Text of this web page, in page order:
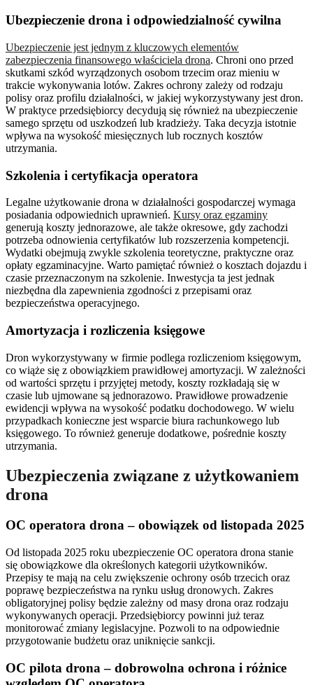
Ubezpieczenie drona i odpowiedzialność cywilna
Ubezpieczenie jest jednym z kluczowych elementów
zabezpieczenia finansowego właściciela drona. Chroni ono przed
skutkami szkód wyrządzonych osobom trzecim oraz mieniu w
trakcie wykonywania lotów. Zakres ochrony zależy od rodzaju
polisy oraz profilu działalności, w jakiej wykorzystywany jest dron.
W praktyce przedsiębiorcy decydują się również na ubezpieczenie
samego sprzętu od uszkodzeń lub kradzieży. Taka decyzja istotnie
wpływa na wysokość miesięcznych lub rocznych kosztów
utrzymania.
Szkolenia i certyfikacja operatora
Legalne użytkowanie drona w działalności gospodarczej wymaga
posiadania odpowiednich uprawnień. Kursy oraz egzaminy
generują koszty jednorazowe, ale także okresowe, gdy zachodzi
potrzeba odnowienia certyfikatów lub rozszerzenia kompetencji.
Wydatki obejmują zwykle szkolenia teoretyczne, praktyczne oraz
opłaty egzaminacyjne. Warto pamiętać również o kosztach dojazdu i
czasie przeznaczonym na szkolenie. Inwestycja ta jest jednak
niezbędna dla zapewnienia zgodności z przepisami oraz
bezpieczeństwa operacyjnego.
Amortyzacja i rozliczenia księgowe
Dron wykorzystywany w firmie podlega rozliczeniom księgowym,
co wiąże się z obowiązkiem prawidłowej amortyzacji. W zależności
od wartości sprzętu i przyjętej metody, koszty rozkładają się w
czasie lub ujmowane są jednorazowo. Prawidłowe prowadzenie
ewidencji wpływa na wysokość podatku dochodowego. W wielu
przypadkach konieczne jest wsparcie biura rachunkowego lub
księgowego. To również generuje dodatkowe, pośrednie koszty
utrzymania.
Ubezpieczenia związane z użytkowaniem
drona
OC operatora drona – obowiązek od listopada 2025
Od listopada 2025 roku ubezpieczenie OC operatora drona stanie
się obowiązkowe dla określonych kategorii użytkowników.
Przepisy te mają na celu zwiększenie ochrony osób trzecich oraz
poprawę bezpieczeństwa na rynku usług dronowych. Zakres
obligatoryjnej polisy będzie zależny od masy drona oraz rodzaju
wykonywanych operacji. Przedsiębiorcy powinni już teraz
monitorować zmiany legislacyjne. Pozwoli to na odpowiednie
przygotowanie budżetu oraz uniknięcie sankcji.
OC pilota drona – dobrowolna ochrona i różnice